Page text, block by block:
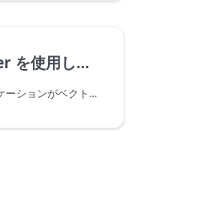
トル検索を実行
ScalarDB Cluster は、アプリケーションがベクトルストアと統一された方法で対話できるように、ベクトルストアの抽象化を提供します。このページでは、この機能の概要と、それがユーザーにとってなぜ有益であるかについて説明します。